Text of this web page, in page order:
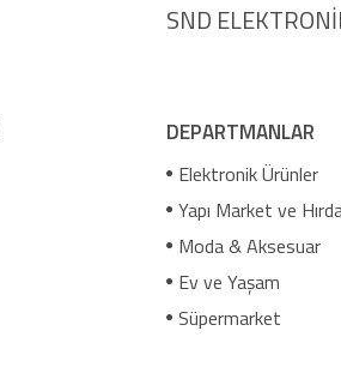
SND
DEPARTMANLAR
Elektronik Ürünler
Yapı Market ve
Moda & Aksesuar
Ev ve Yaşam
Süpermarket